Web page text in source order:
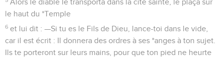
10 Alors Jésus lui dit : —Va-t’en, *Satan ! Car il est écrit : Tu
adoreras le Seigneur, ton Dieu, et c’est à lui seul que tu
rendras un culte.
11 Là-dessus, le diable le laissa. Et voici que des anges
vinrent et se mirent à le servir.